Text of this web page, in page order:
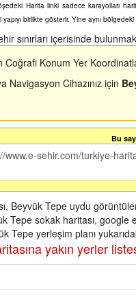
Harita linki sadece karayolları
yapıyı birlikte gösterir. Yine aynı
sınırları içerisinde
Coğrafi Konum Yer
Navigasyon Cihazınız için
Bu
Beyvük Tepe uydu
Tepe sokak haritası,
Tepe yerleşim planı
yakın yerler